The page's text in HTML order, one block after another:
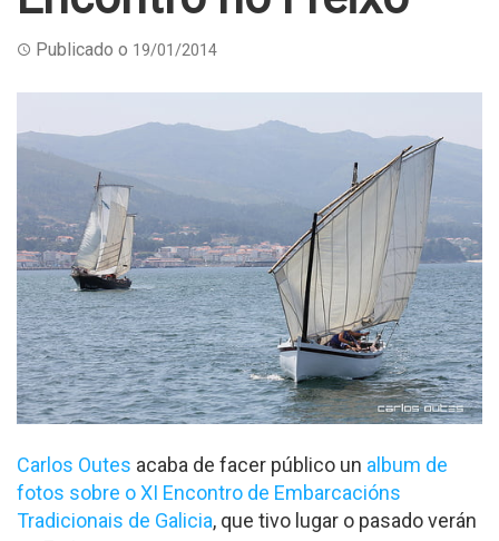
Publicado o 19/01/2014
Carlos Outes acaba de facer público un album de
fotos sobre o XI Encontro de Embarcacións
Tradicionais de Galicia, que tivo lugar o pasado verán